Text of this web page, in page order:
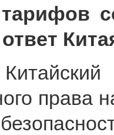
права